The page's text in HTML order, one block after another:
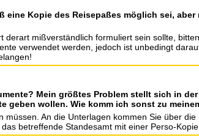
eine Kopie des Reisepaßes möglich sei,
mißverständlich formuliert sein sollte,
verwendet werden, jedoch ist unbedingt
Mein größtes Problem stellt sich in
geben wollen. Wie komm ich sonst zu
An die Unterlagen kommen Sie über
betreffende Standesamt mit einer Perso-Kopie